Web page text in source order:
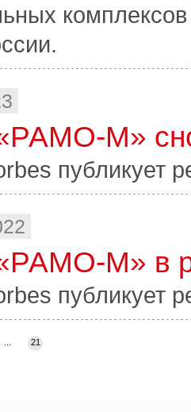
М»
публикует
М» в
публикует
21